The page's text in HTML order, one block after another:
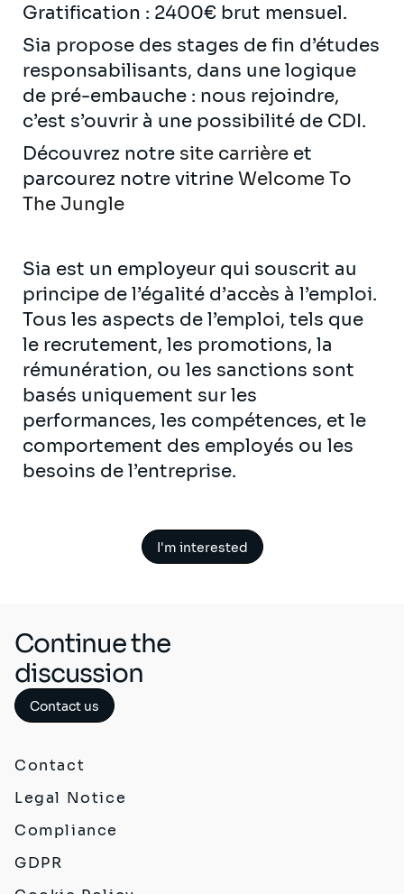
Gratification : 2400€ brut mensuel.
Sia propose des stages de fin d’études
responsabilisants, dans une logique
de pré-embauche : nous rejoindre,
c’est s’ouvrir à une possibilité de CDI.
Découvrez notre site carrière et
parcourez notre vitrine Welcome To
The Jungle
Sia est un employeur qui souscrit au
principe de l’égalité d’accès à l’emploi.
Tous les aspects de l’emploi, tels que
le recrutement, les promotions, la
rémunération, ou les sanctions sont
basés uniquement sur les
performances, les compétences, et le
comportement des employés ou les
besoins de l’entreprise.
I'm interested
Continue the
discussion
Contact us
Contact
Legal Notice
Compliance
GDPR